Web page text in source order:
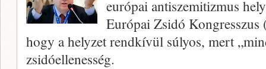
európai antiszemitizmus
Európai Zsidó
hogy a helyzet rendkívül súlyos, mert
zsidóellenesség.